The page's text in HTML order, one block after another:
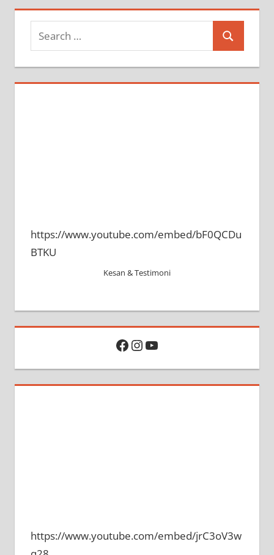
Search
for:
Search
https://www.youtube.com/embed/bF0QCDu
BTKU
Kesan & Testimoni
Facebook
Instagram
YouTube
https://www.youtube.com/embed/jrC3oV3w